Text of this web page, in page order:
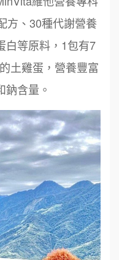
方、30種代謝營養
白等原料，1包有7
土雞蛋，營養豐富
含量。